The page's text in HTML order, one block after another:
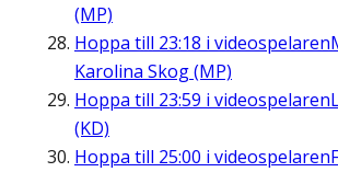
(MP)
Hoppa till 23:18 i videospelaren
Karolina Skog (MP)
Hoppa till 23:59 i videospelaren
(KD)
Hoppa till 25:00 i videospelaren